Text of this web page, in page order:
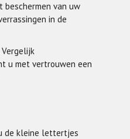
van uw
in de
u met vertrouwen een
de kleine lettertjes